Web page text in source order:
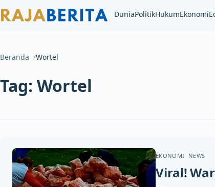
DuniaPolitikHukumEkonomi
Beranda Wortel
Tag: Wortel
EKONOMI NEWS
Viral!